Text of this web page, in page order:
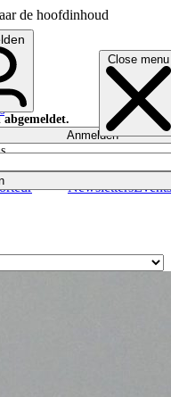
de hoofdinhoud
Close menu
NewslettersEvents
abgemeldet.
Anmelden